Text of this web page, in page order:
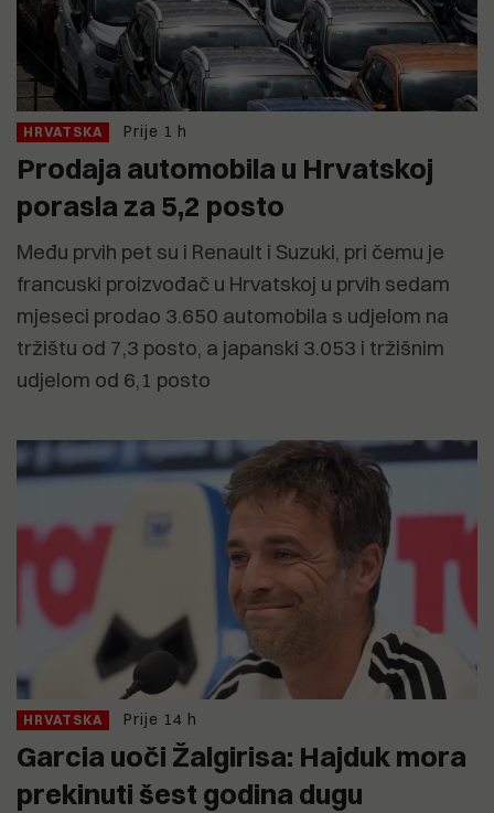
HRVATSKA Prije 1 h
Prodaja automobila u Hrvatskoj
porasla za 5,2 posto
Među prvih pet su i Renault i Suzuki, pri čemu je
francuski proizvođač u Hrvatskoj u prvih sedam
mjeseci prodao 3.650 automobila s udjelom na
tržištu od 7,3 posto, a japanski 3.053 i tržišnim
udjelom od 6,1 posto
HRVATSKA Prije 14 h
Garcia uoči Žalgirisa: Hajduk mora
prekinuti šest godina dugu